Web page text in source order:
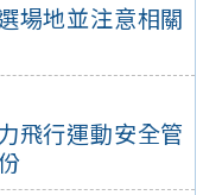
場地並注意相關
飛行運動安全管